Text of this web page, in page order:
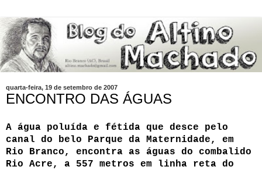
quarta-feira, 19 de setembro de 2007
ENCONTRO DAS ÁGUAS
A água poluída e fétida que desce pelo
canal do belo Parque da Maternidade, em
Rio Branco, encontra as águas do combalido
Rio Acre, a 557 metros em linha reta do